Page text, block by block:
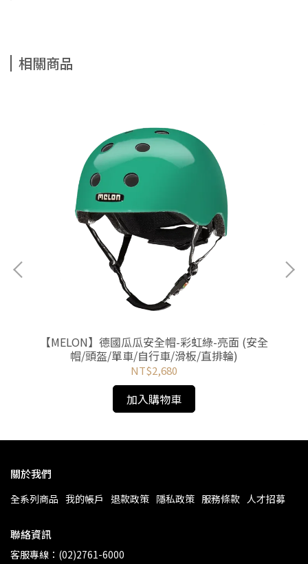
相關商品
【MELON】德國瓜瓜安全帽-彩虹綠-亮面 (安全
帽/頭盔/單車/自行車/滑板/直排輪)
NT$2,680
加入購物車
關於我們
全系列商品 我的帳戶 退款政策 隱私政策 服務條款 人才招募
聯絡資訊
客服專線：(02)2761-6000